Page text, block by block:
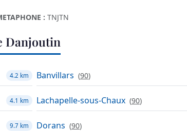
: TNJTN
Danjoutin
4.2 km Banvillars (90)
4.1 km Lachapelle-sous-Chaux (90)
9.7 km Dorans (90)